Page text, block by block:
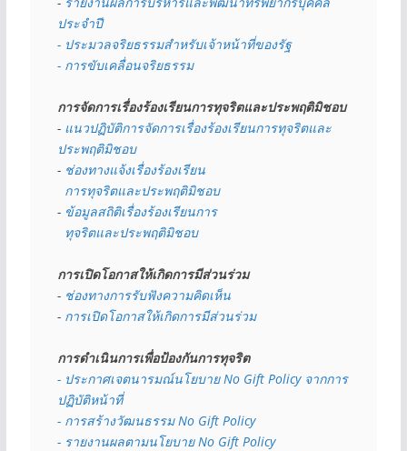
ประจำปี
- ประมวลจริยธรรมสำหรับเจ้าหน้าที่ของรัฐ
- การขับเคลื่อนจริยธรรม
การจัดการเรื่องร้องเรียนการทุจริตและประพฤติมิชอบ
- แนวปฏิบัติการจัดการเรื่องร้องเรียนการทุจริตและ
ประพฤติมิชอบ
- ช่องทางแจ้งเรื่องร้องเรียน
  การทุจริตและประพฤติมิชอบ
- ข้อมูลสถิติเรื่องร้องเรียนการ
  ทุจริตและประพฤติมิชอบ
การเปิดโอกาสให้เกิดการมีส่วนร่วม
- ช่องทางการรับฟังความคิดเห็น
- การเปิดโอกาสให้เกิดการมีส่วนร่วม
การดำเนินการเพื่อป้องกันการทุจริต
- ประกาศเจตนารมณ์นโยบาย No Gift Policy จากการ
ปฏิบัติหน้าที่
- การสร้างวัฒนธรรม No Gift Policy
- รายงานผลตามนโยบาย No Gift Policy